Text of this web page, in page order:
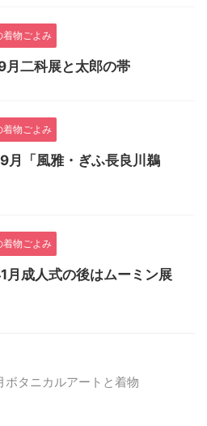
着物ごよみ
月二科展と太郎の帯
着物ごよみ
月「風雅・ぎふ長良川鵜
着物ごよみ
成人式の後はムーミン展
ボタニカルアートと着物